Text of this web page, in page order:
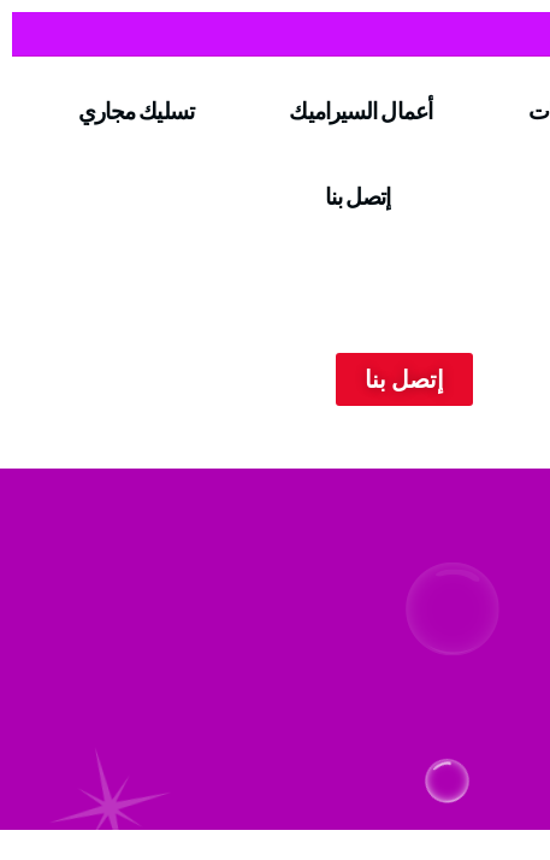
أعمال السيراميك تسليك مجاري
إتصل بنا
إتصل بنا